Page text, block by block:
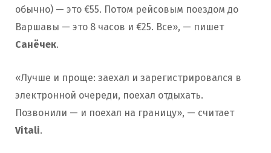
обычно) — это €55. Потом рейсовым поездом до
Варшавы — это 8 часов и €25. Все», — пишет
Санёчек.
«Лучше и проще: заехал и зарегистрировался в
электронной очереди, поехал отдыхать.
Позвонили — и поехал на границу», — считает
Vitali.